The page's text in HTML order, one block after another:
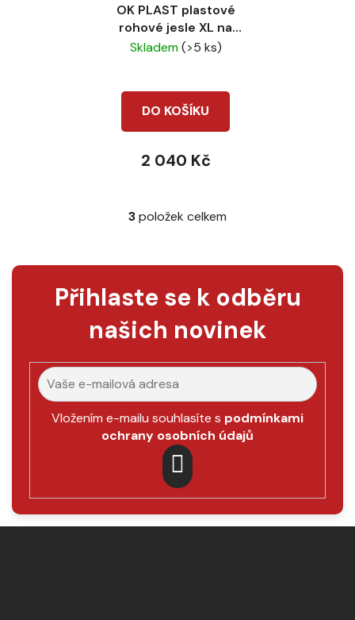
OK PLAST plastové
rohové jesle XL na
seno pro koně 300l
Skladem(>5 ks)
DO KOŠÍKU
2 040 Kč
O
d
a
c
p
r
v
k
y
v
ý
p
i
s
3položek celkem
Přihlaste se k odběru
našich novinek
Vložením e-mailu souhlasíte s podmínkami
ochrany osobních údajů
PŘIHLÁSIT
SE